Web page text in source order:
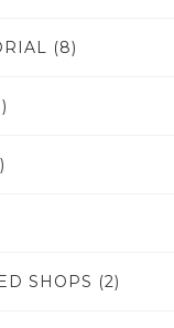
(8)
SHOPS (2)